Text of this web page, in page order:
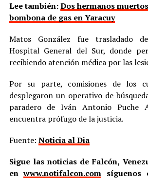
Lee también:Dos hermanos
bombona de gas en Yaracuy
Matos González fue trasladado
Hospital General del Sur, donde
recibiendo atención médica por las
Por su parte, comisiones de los
desplegaron un operativo de
paradero de Iván Antonio Puche
encuentra prófugo de la justicia.
Fuente: Noticia al Dia
Sigue las noticias de Falcón,
enwww.notifalcon.com síguenos